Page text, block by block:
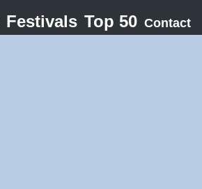
Festivals Top 50 Contact